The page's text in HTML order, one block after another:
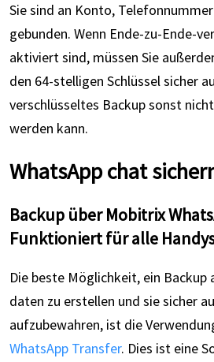
Sie sind an Konto,
gebunden. Wenn Ende-zu-Ende-
aktiviert sind, müssen Sie
den 64-stelligen Schlüssel sicher
verschlüsseltes Backup sonst
werden kann.
WhatsApp chat
Backup über Mobitrix
Funktioniert für alle
Die beste Möglichkeit, ein Backup
daten zu erstellen und sie sicher
aufzubewahren, ist die
WhatsApp Transfer. Dies ist eine